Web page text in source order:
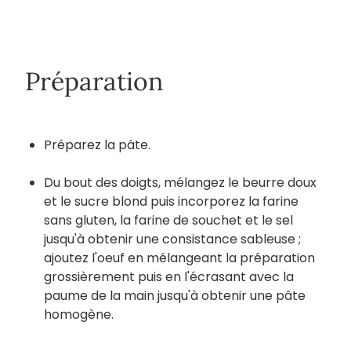
Préparation
Préparez la pâte.
Du bout des doigts, mélangez le beurre doux
et le sucre blond puis incorporez la farine
sans gluten, la farine de souchet et le sel
jusqu'à obtenir une consistance sableuse ;
ajoutez l'oeuf en mélangeant la préparation
grossièrement puis en l'écrasant avec la
paume de la main jusqu'à obtenir une pâte
homogène.